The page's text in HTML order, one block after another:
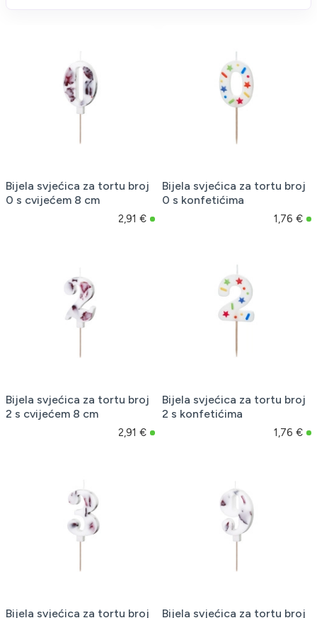
Bijela svjećica za tortu broj
0 s cvijećem 8 cm
2,91 €
Bijela svjećica za tortu broj
0 s konfetićima
1,76 €
Bijela svjećica za tortu broj
2 s cvijećem 8 cm
2,91 €
Bijela svjećica za tortu broj
2 s konfetićima
1,76 €
Bijela svjećica za tortu broj Bijela svjećica za tortu broj